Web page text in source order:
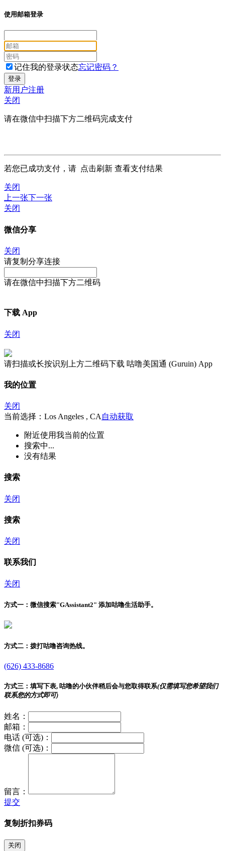
使用邮箱登录
记住我的登录状态忘记密码？
新用户注册
关闭
请在微信中扫描下方二维码完成支付
若您已成功支付，请 点击刷新 查看支付结果
关闭
上一张下一张
关闭
微信分享
关闭
请复制分享连接
请在微信中扫描下方二维码
下载 App
关闭
请扫描或长按识别上方二维码下载 咕噜美国通 (Guruin) App
我的位置
关闭
当前选择：Los Angeles , CA 自动获取
附近使用我当前的位置
搜索中...
没有结果
搜索
关闭
搜索
关闭
联系我们
关闭
方式一： 微信搜索"GAssistant2" 添加咕噜生活助手。
方式二： 拨打咕噜咨询热线。
(626) 433-8686
方式三： 填写下表, 咕噜的小伙伴稍后会与您取得联系(仅需填写您希望我们
联系您的方式即可)
姓名：
邮箱：
电话 (可选)：
微信 (可选)：
留言：
提交
复制折扣券码
关闭